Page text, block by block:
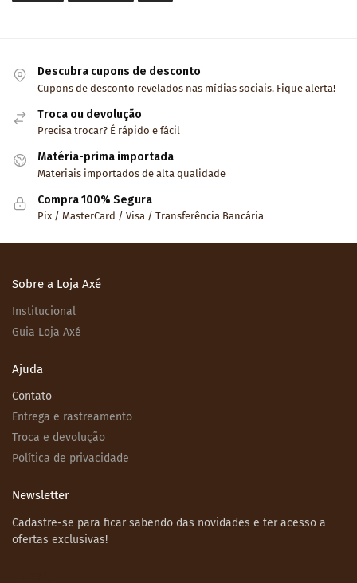
Descubra cupons de desconto
Cupons de desconto revelados nas mídias sociais. Fique alerta!
Troca ou devolução
Precisa trocar? É rápido e fácil
Matéria-prima importada
Materiais importados de alta qualidade
Compra 100% Segura
Pix / MasterCard / Visa / Transferência Bancária
Sobre a Loja Axé
Institucional
Guia Loja Axé
Ajuda
Contato
Entrega e rastreamento
Troca e devolução
Política de privacidade
Newsletter
Cadastre-se para ficar sabendo das novidades e ter acesso a
ofertas exclusivas!